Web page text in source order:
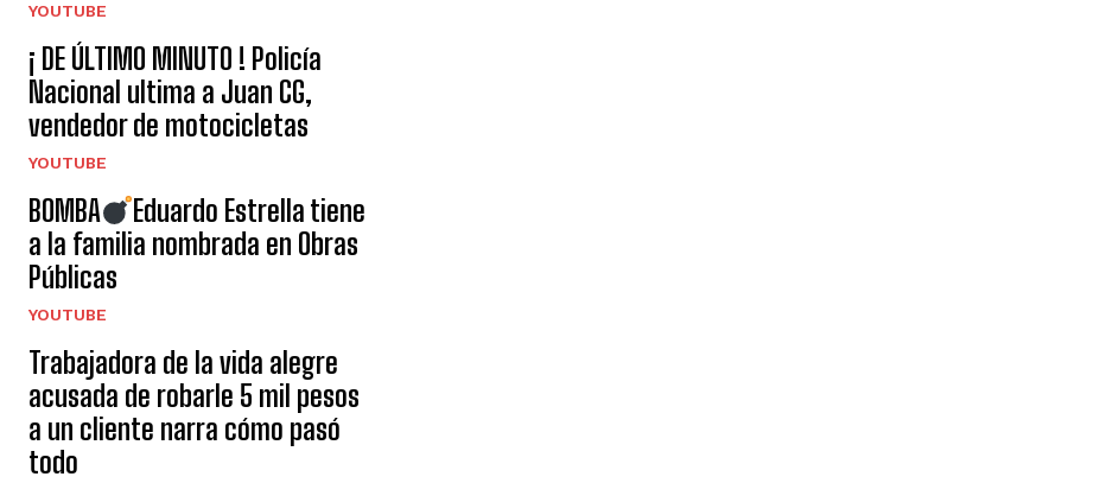
YOUTUBE
¡ DE ÚLTIMO MINUTO ! Policía
Nacional ultima a Juan CG,
vendedor de motocicletas
YOUTUBE
BOMBA
Eduardo Estrella tiene
a la familia nombrada en Obras
Públicas
YOUTUBE
Trabajadora de la vida alegre
acusada de robarle 5 mil pesos
a un cliente narra cómo pasó
todo